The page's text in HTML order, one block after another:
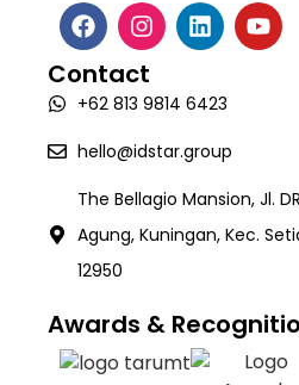
Intelligence Document
Workforce Management
Software Development
AI Development
Webinar & Events
White Paper
Career
Contact
Contact
+62 813 9814 6423
hello@idstar.group
The Bellagio Mansion, Jl.
Agung, Kuningan, Kec.
12950
Awards &